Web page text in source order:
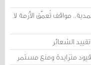
مواقف تُعمّق الأزمة لا
الشعائر
متزايدة ومنع مستمر